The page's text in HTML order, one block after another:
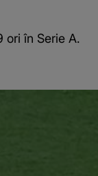
ori în Serie A.